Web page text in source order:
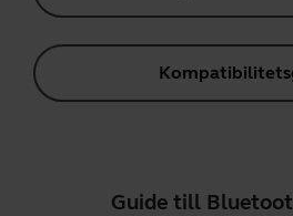
Guide till